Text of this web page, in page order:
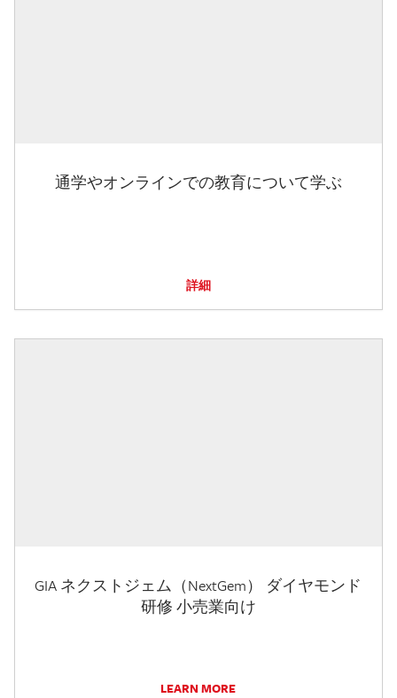
通学やオンラインでの教育について学ぶ
詳細
GIA ネクストジェム（NextGem） ダイヤモンド
研修 小売業向け
LEARN MORE